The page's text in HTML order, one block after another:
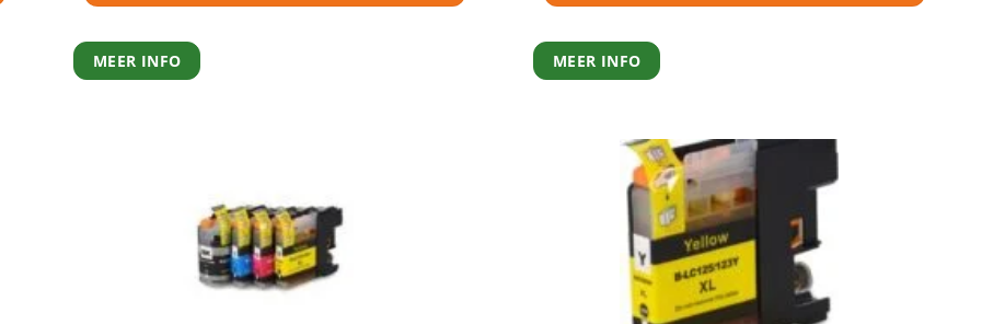
MEER INFO MEER INFO